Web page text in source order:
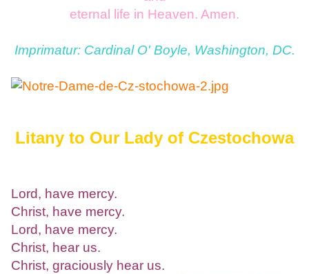
eternal life in Heaven. Amen.
Imprimatur: Cardinal O' Boyle, Washington, DC.
Litany to Our Lady of Czestochowa
Lord, have mercy.
Christ, have mercy.
Lord, have mercy.
Christ, hear us.
Christ, graciously hear us.